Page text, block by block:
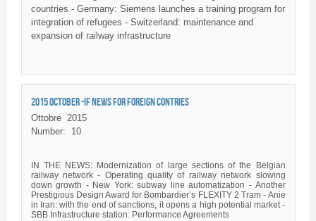
countries - Germany: Siemens launches a training program for
integration of refugees - Switzerland: maintenance and
expansion of railway infrastructure
2015 OCTOBER -IF NEWS FOR FOREIGN CONTRIES
Ottobre 2015
Number:
10
IN THE NEWS: Modernization of large sections of the Belgian
railway network - Operating quality of railway network slowing
down growth - New York: subway lineautomatization - Another
Prestigious Design Award for Bombardier’s FLEXITY2 Tram - Anie
in Iran: with the end of sanctions, it opens a high potential market -
SBBInfrastructure station: Performance Agreements